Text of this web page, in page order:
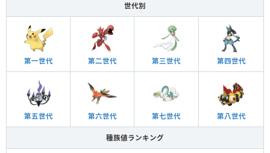
世代別
第一世代 第二世代 第三世代 第四世代
第五世代 第六世代 第七世代 第八世代
種族値ランキング